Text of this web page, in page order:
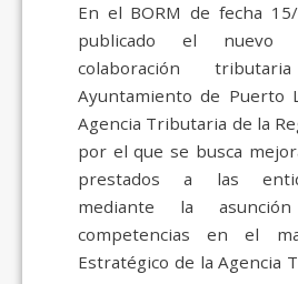
En el BORM de fecha
publicado el nuevo
colaboración
Ayuntamiento de Puerto
Agencia Tributaria de la
por el que se busca
prestados a las
mediante la
competencias en el
Estratégico de la Agencia